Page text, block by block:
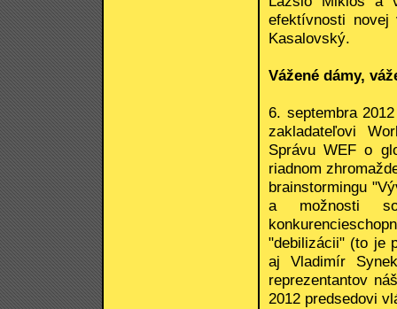
efektívnosti novej
Kasalovský.
Vážené dámy,
6. septembra
zakladateľovi
Správu WEF o
riadnom
brainstormingu
a možnosti
"debilizácii" (to je
aj Vladimír
reprezentantov
2012 predsedovi